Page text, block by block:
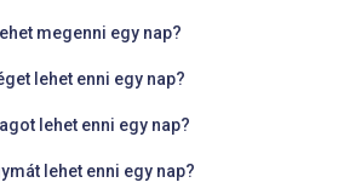
megenni egy nap?
lehet enni egy nap?
lehet enni egy nap?
lehet enni egy nap?